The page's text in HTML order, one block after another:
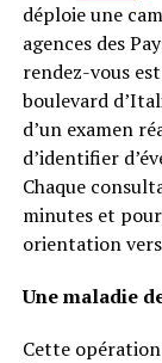
déploie une
agences des
rendez-vous
boulevard
d’un examen
d’identifier
Chaque
minutes et
orientation
Une maladie
Cette